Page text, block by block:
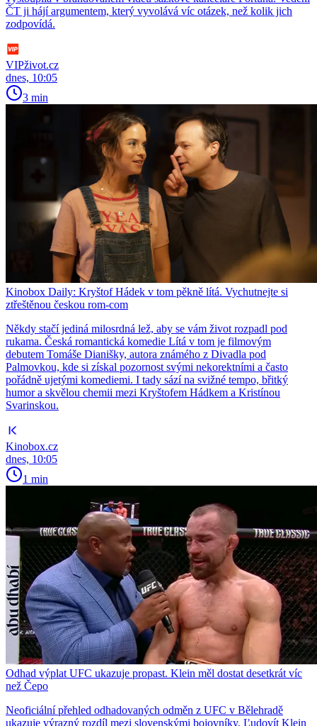
ČT ji hájí argumentem, který vyvolává víc otázek, než kolik jich
zodpovídá.
VIPživot.cz
dnes, 10:05
3 min
Kinobox Daily: Kryštof Hádek v tom pěkně lítá. Vychutnejte si
ztřeštěnou českou rom-com
Někdy stačí jediná milosrdná lež, aby se vám život rozpadl pod
rukama. Česká romantická komedie Lítá v tom je filmovým
debutem Tomáše Dianišky, autora známého z Divadla pod
Palmovkou, kde si získal pozornost svými nekorektními a často
pořádně ujetými komediemi. I tady sází na svižné tempo, břitký
humor a skvělou chemii mezi Kryštofem Hádkem a Kristínou
Svarinskou.
Kinobox.cz
dnes, 10:05
1 min
Odhad výplat UFC ukazuje propast. Klein měl dostat desetkrát víc
než Čepo
Neoficiální přehled odhadovaných odměn z UFC v Bělehradě
ukazuje výrazný rozdíl mezi slovenskými bojovníky. Ľudovít Klein